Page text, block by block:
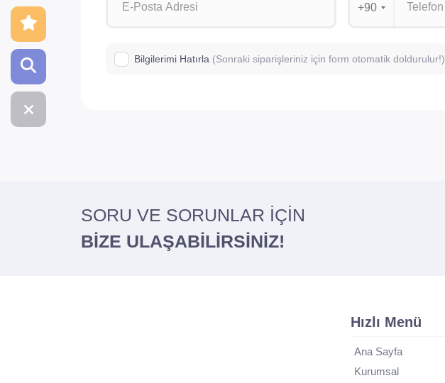
+90
Bilgilerimi Hatırla (Sonraki siparişleriniz için form otomatik doldurulur!)
SORU VE SORUNLAR İÇİN
BİZE ULAŞABİLİRSİNİZ!
Hızlı Menü
Ana Sayfa
Kurumsal